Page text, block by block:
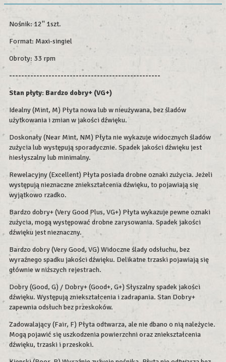
Nośnik: 12'' 1szt.
Format: Maxi-singiel
Obroty: 33 rpm
--------------------------------------------------
Stan płyty: Bardzo dobry+ (VG+)
Idealny (Mint, M) Płyta nowa lub w nieużywana, bez śladów
użytkowania i zmian w jakości dźwięku.
Doskonały (Near Mint, NM) Płyta nie wykazuje widocznych śladów
zużycia lub występują sporadycznie. Spadek jakości dźwięku jest
niesłyszalny lub minimalny.
Rewelacyjny (Excellent) Płyta posiada drobne oznaki zużycia. Jeżeli
występują nieznaczne zniekształcenia dźwięku, to pojawiają się
wyjątkowo rzadko.
Bardzo dobry+ (Very Good Plus, VG+) Płyta wykazuje pewne oznaki
zużycia, mogą występować drobne zarysowania. Spadek jakości
dźwięku jest nieznaczny.
Bardzo dobry (Very Good, VG) Widoczne ślady odsłuchu, bez
wyraźnego spadku jakości dźwięku. Delikatne trzaski pojawiają się
głównie w niższych rejestrach.
Dobry (Good, G) / Dobry+ (Good+, G+) Słyszalny spadek jakości
dźwięku. Występują zniekształcenia i zadrapania. Stan Dobry+
zapewnia odsłuch bez przeskoków.
Zadowalający (Fair, F) Płyta odtwarza, ale nie dbano o nią należycie.
Mogą pojawić się uszkodzenia powierzchni oraz zniekształcenia
dźwięku, trzaski i przeskoki.